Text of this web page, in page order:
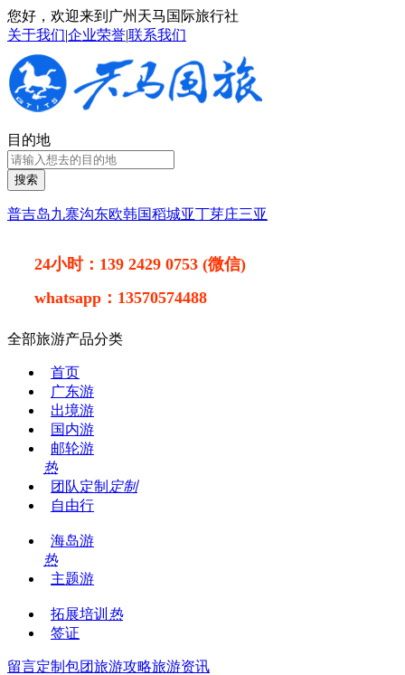
您好，欢迎来到广州天马国际旅行社
关于我们|企业荣誉|联系我们
目的地
搜索
普吉岛九寨沟东欧韩国稻城亚丁芽庄三亚
24小时： 139 2429 0753 (微信)
whatsapp： 13570574488
全部旅游产品分类
首页
广东游
出境游
国内游
邮轮游
热
团队定制 定制
自由行
海岛游
热
主题游
拓展培训 热
签证
留言定制包团旅游攻略旅游资讯